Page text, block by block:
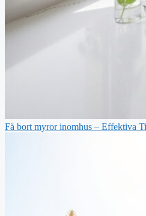
Få bort myror inomhus – Effektiva